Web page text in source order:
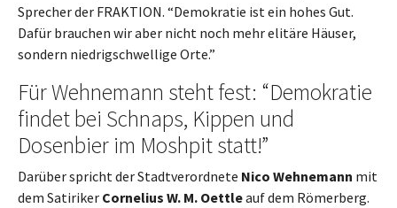
Sprecher der FRAKTION. “Demokratie ist ein hohes Gut.
Dafür brauchen wir aber nicht noch mehr elitäre Häuser,
sondern niedrigschwellige Orte.”
Für Wehnemann steht fest: “Demokratie
findet bei Schnaps, Kippen und
Dosenbier im Moshpit statt!”
Darüber spricht der Stadtverordnete Nico Wehnemann mit
dem Satiriker Cornelius W. M. Oettleauf dem Römerberg.